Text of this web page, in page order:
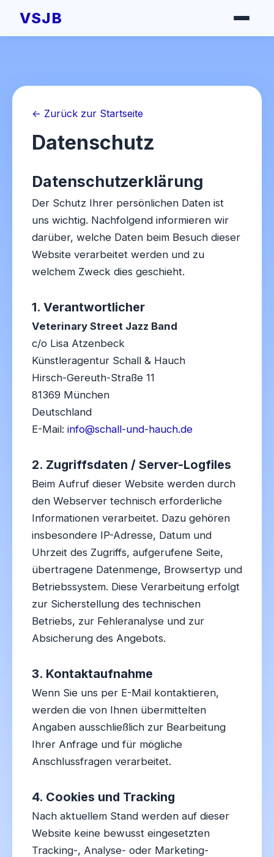
VSJB
← Zurück zur Startseite
Datenschutz
Datenschutzerklärung
Der Schutz Ihrer persönlichen Daten ist
uns wichtig. Nachfolgend informieren wir
darüber, welche Daten beim Besuch dieser
Website verarbeitet werden und zu
welchem Zweck dies geschieht.
1. Verantwortlicher
Veterinary Street Jazz Band
c/o Lisa Atzenbeck
Künstleragentur Schall & Hauch
Hirsch-Gereuth-Straße 11
81369 München
Deutschland
E-Mail: info@schall-und-hauch.de
2. Zugriffsdaten / Server-Logfiles
Beim Aufruf dieser Website werden durch
den Webserver technisch erforderliche
Informationen verarbeitet. Dazu gehören
insbesondere IP-Adresse, Datum und
Uhrzeit des Zugriffs, aufgerufene Seite,
übertragene Datenmenge, Browsertyp und
Betriebssystem. Diese Verarbeitung erfolgt
zur Sicherstellung des technischen
Betriebs, zur Fehleranalyse und zur
Absicherung des Angebots.
3. Kontaktaufnahme
Wenn Sie uns per E-Mail kontaktieren,
werden die von Ihnen übermittelten
Angaben ausschließlich zur Bearbeitung
Ihrer Anfrage und für mögliche
Anschlussfragen verarbeitet.
4. Cookies und Tracking
Nach aktuellem Stand werden auf dieser
Website keine bewusst eingesetzten
Tracking-, Analyse- oder Marketing-